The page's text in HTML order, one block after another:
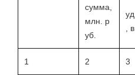
сумма,
млн. р
уб.
,
1 2 3